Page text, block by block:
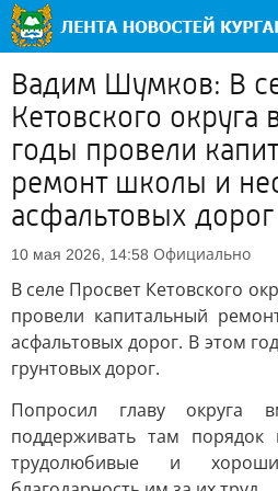
Вадим Шумков: В
Кетовского
годы провели
ремонт школы и
асфальтовых дорог
10 мая 2026, 14:58 Официально
В селе Просвет Кетовского
провели капитальный
асфальтовых дорог. В этом
грунтовых дорог.
Попросил главу округа
поддерживать там
трудолюбивые и